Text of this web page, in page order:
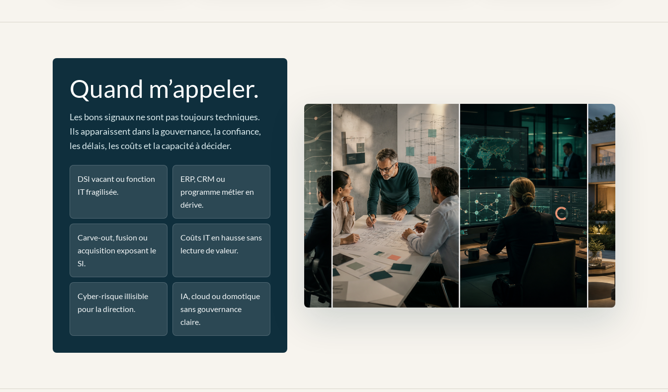
Quand m’appeler.
Les bons signaux ne sont pas toujours techniques.
Ils apparaissent dans la gouvernance, la confiance,
les délais, les coûts et la capacité à décider.
DSI vacant ou fonction
IT fragilisée.
ERP, CRM ou
programme métier en
dérive.
Carve-out, fusion ou
acquisition exposant le
SI.
Coûts IT en hausse sans
lecture de valeur.
Cyber-risque illisible
pour la direction.
IA, cloud ou domotique
sans gouvernance
claire.